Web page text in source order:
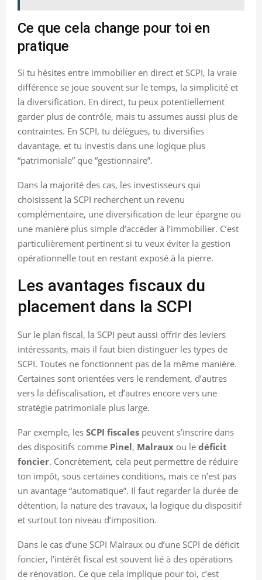
Ce que cela change pour toi en
pratique
Si tu hésites entre immobilier en direct et SCPI, la vraie
différence se joue souvent sur le temps, la simplicité et
la diversification. En direct, tu peux potentiellement
garder plus de contrôle, mais tu assumes aussi plus de
contraintes. En SCPI, tu délègues, tu diversifies
davantage, et tu investis dans une logique plus
“patrimoniale” que “gestionnaire”.
Dans la majorité des cas, les investisseurs qui
choisissent la SCPI recherchent un revenu
complémentaire, une diversification de leur épargne ou
une manière plus simple d’accéder à l’immobilier. C’est
particulièrement pertinent si tu veux éviter la gestion
opérationnelle tout en restant exposé à la pierre.
Les avantages fiscaux du
placement dans la SCPI
Sur le plan fiscal, la SCPI peut aussi offrir des leviers
intéressants, mais il faut bien distinguer les types de
SCPI. Toutes ne fonctionnent pas de la même manière.
Certaines sont orientées vers le rendement, d’autres
vers la défiscalisation, et d’autres encore vers une
stratégie patrimoniale plus large.
Par exemple, les SCPI fiscales peuvent s’inscrire dans
des dispositifs comme Pinel, Malraux ou le déficit
foncier. Concrètement, cela peut permettre de réduire
ton impôt, sous certaines conditions, mais ce n’est pas
un avantage “automatique”. Il faut regarder la durée de
détention, la nature des travaux, la logique du dispositif
et surtout ton niveau d’imposition.
Dans le cas d’une SCPI Malraux ou d’une SCPI de déficit
foncier, l’intérêt fiscal est souvent lié à des opérations
de rénovation. Ce que cela implique pour toi, c’est